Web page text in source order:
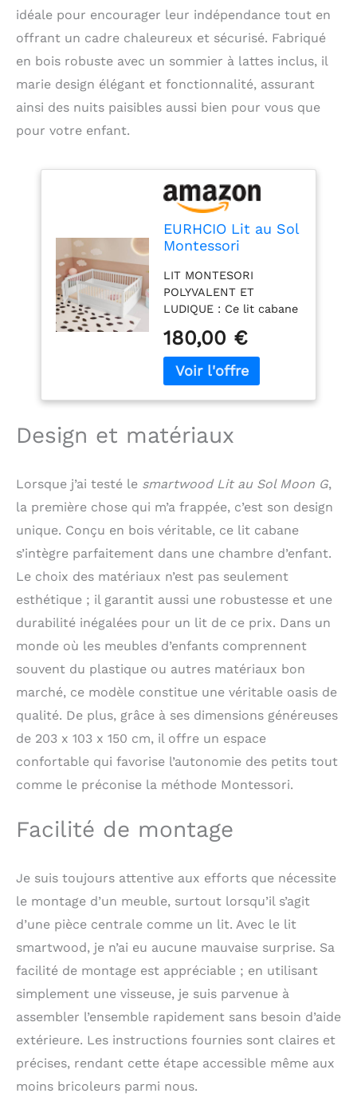
idéale pour encourager leur indépendance tout en
offrant un cadre chaleureux et sécurisé. Fabriqué
en bois robuste avec un sommier à lattes inclus, il
marie design élégant et fonctionnalité, assurant
ainsi des nuits paisibles aussi bien pour vous que
pour votre enfant.
EURHCIO Lit au Sol
Montessori
Personnes avec
Porte,Barrières
Hautes,Cadre en
Bois Robuste,pour
Garçons Filles,sans
sommier à
Lattes,Pin (Blanc,
140x200)
LIT MONTESORI
POLYVALENT ET
LUDIQUE : Ce lit cabane
design ouvert sans
sommier à lattes pour
une liberté totale.
jeu créatif pour stimuler
l'imaginaire de votre
devient un terrain
personnalisable où
votre enfant peut lire,
guise. DESIGN UNIQUE
AVEC PETITE PORTE :
Ce lit cabane se
munie d'une petite
porte fonctionnelle à
ouvrir et fermer. Cet
élément ludique
transforme le couchage
en un refuge privé et
enfant. Créez un
univers féerique où
votre petit peut s'isoler
propre cocon.
STRUCTURE ROBUSTE
Fabriqué en pin massif
de haute qualité, ce lit
double 140x200cm
assure une durabilité
exceptionnelle pour un
usage intensif. La
barrière de lit haute de
60 cm offre un cadre
rassurant et délimité.
conçu pour résister au
temps, devenant un
180,00 €
Design et matériaux
Lorsque j’ai testé le smartwood Lit au Sol Moon G,
la première chose qui m’a frappée, c’est son design
unique. Conçu en bois véritable, ce lit cabane
s’intègre parfaitement dans une chambre d’enfant.
Le choix des matériaux n’est pas seulement
esthétique ; il garantit aussi une robustesse et une
durabilité inégalées pour un lit de ce prix. Dans un
monde où les meubles d’enfants comprennent
souvent du plastique ou autres matériaux bon
marché, ce modèle constitue une véritable oasis de
qualité. De plus, grâce à ses dimensions généreuses
de 203 x 103 x 150 cm, il offre un espace
confortable qui favorise l’autonomie des petits tout
comme le préconise la méthode Montessori.
Facilité de montage
Je suis toujours attentive aux efforts que nécessite
le montage d’un meuble, surtout lorsqu’il s’agit
d’une pièce centrale comme un lit. Avec le lit
smartwood, je n’ai eu aucune mauvaise surprise. Sa
facilité de montage est appréciable ; en utilisant
simplement une visseuse, je suis parvenue à
assembler l’ensemble rapidement sans besoin d’aide
extérieure. Les instructions fournies sont claires et
précises, rendant cette étape accessible même aux
moins bricoleurs parmi nous.